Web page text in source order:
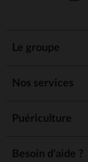
Le groupe
Nos services
Puériculture
Besoin d'aide ?